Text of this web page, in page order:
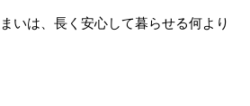
いは、長く安心して暮らせる何より